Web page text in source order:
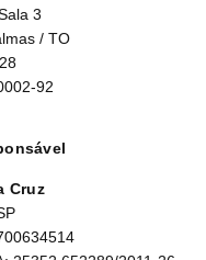
3
/ TO
92
Cruz